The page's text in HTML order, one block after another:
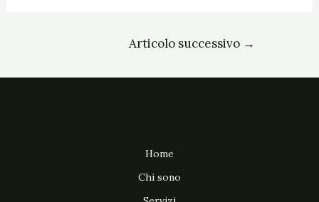
Articolo successivo →
Home
Chi sono